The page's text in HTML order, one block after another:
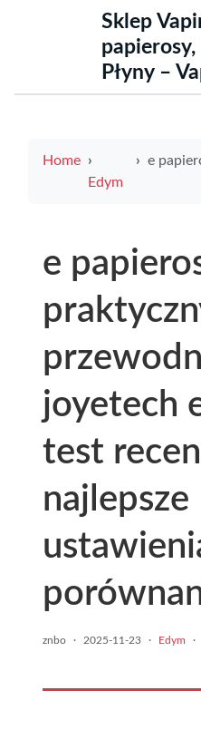
Sklep
Płyny –
Home
Edym
e papierosy praktyczny
e
joyetech
test
najlepsze
znbo · 2025-11-23 · Edym ·